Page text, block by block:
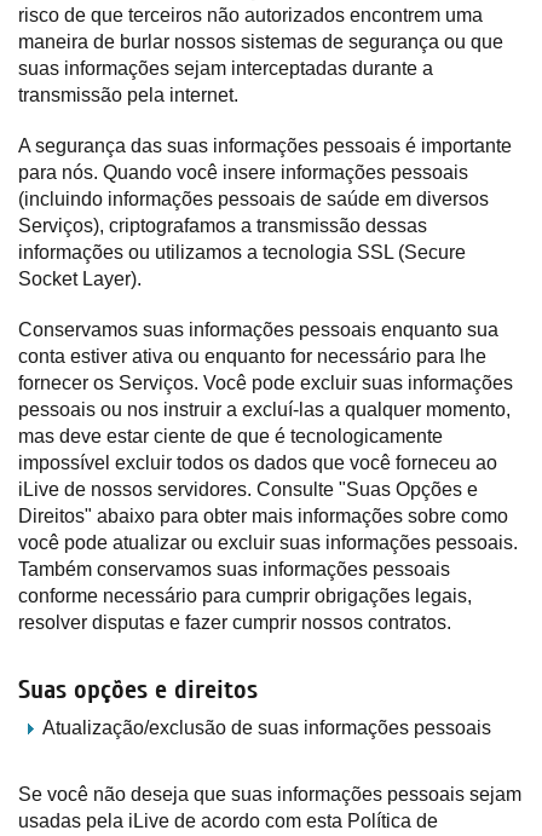
risco de que terceiros não autorizados encontrem uma
maneira de burlar nossos sistemas de segurança ou que
suas informações sejam interceptadas durante a
transmissão pela internet.
A segurança das suas informações pessoais é importante
para nós. Quando você insere informações pessoais
(incluindo informações pessoais de saúde em diversos
Serviços), criptografamos a transmissão dessas
informações ou utilizamos a tecnologia SSL (Secure
Socket Layer).
Conservamos suas informações pessoais enquanto sua
conta estiver ativa ou enquanto for necessário para lhe
fornecer os Serviços. Você pode excluir suas informações
pessoais ou nos instruir a excluí-las a qualquer momento,
mas deve estar ciente de que é tecnologicamente
impossível excluir todos os dados que você forneceu ao
iLive de nossos servidores. Consulte "Suas Opções e
Direitos" abaixo para obter mais informações sobre como
você pode atualizar ou excluir suas informações pessoais.
Também conservamos suas informações pessoais
conforme necessário para cumprir obrigações legais,
resolver disputas e fazer cumprir nossos contratos.
Suas opções e direitos
Atualização/exclusão de suas informações pessoais
Se você não deseja que suas informações pessoais sejam
usadas pela iLive de acordo com esta Política de